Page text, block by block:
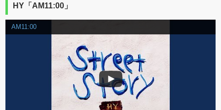
HY「AM11:00」
AM11:00